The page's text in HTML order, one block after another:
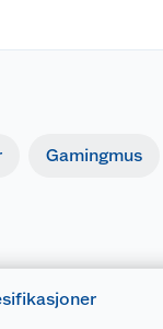
Gamingmus